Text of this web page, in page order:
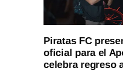
Piratas FC
oficial para el
celebra regreso